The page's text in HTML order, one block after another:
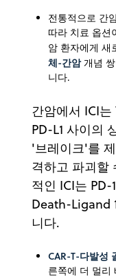
전통적으로 간
따라 치료 옵션
암 환자에게 새
체-간암개념 쌍
니다.
간암에서 ICI는
PD-L1 사이의
'브레이크'를
격하고 파괴할
적인 ICI는
Death-Ligand
니다.
CAR-T-다발성
른쪽에 더 멀리